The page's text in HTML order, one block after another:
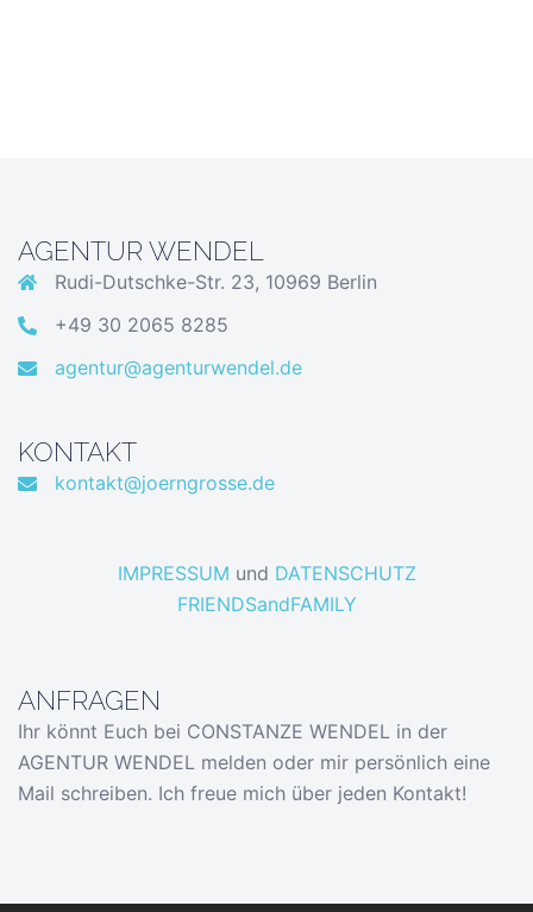
AGENTUR WENDEL
Rudi-Dutschke-Str. 23, 10969 Berlin
+49 30 2065 8285
agentur@agenturwendel.de
KONTAKT
kontakt@joerngrosse.de
IMPRESSUM und DATENSCHUTZ
FRIENDSandFAMILY
ANFRAGEN
Ihr könnt Euch bei CONSTANZE WENDEL in der
AGENTUR WENDEL melden oder mir persönlich eine
Mail schreiben. Ich freue mich über jeden Kontakt!